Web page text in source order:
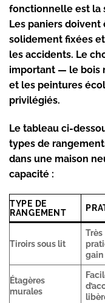
fonctionnelle est la
Les paniers
solidement fixées
les accidents. Le
important — le bois
et les peintures
privilégiés.
Le tableau ci-
types de
dans une maison
capacité :
TYPE DE
RANGEMENT
Tiroirs sous lit
Très
gain
Étagères
murales